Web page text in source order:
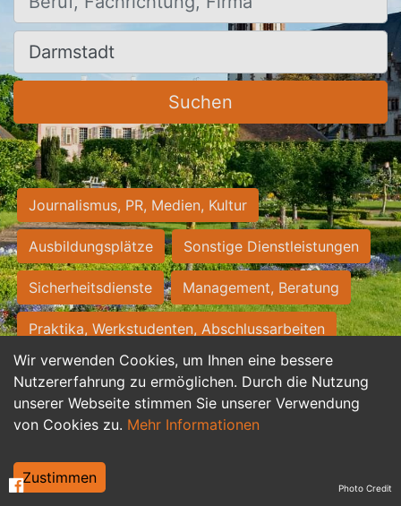
Wir verwenden Cookies, um Ihnen eine bessere
Nutzererfahrung zu ermöglichen. Durch die Nutzung
unserer Webseite stimmen Sie unserer Verwendung
von Cookies zu. Mehr Informationen
Zustimmen
Ort, Stadt
Suchen
Journalismus, PR, Medien, Kultur
Ausbildungsplätze Sonstige Dienstleistungen
Sicherheitsdienste Management, Beratung
Praktika, Werkstudenten, Abschlussarbeiten
Personalwesen Assistenz, Sekretariat
Hilfskräfte, Aushilfs- und Nebenjobs
Weiterbildung, Studium, duale Ausbildung Photo Credit